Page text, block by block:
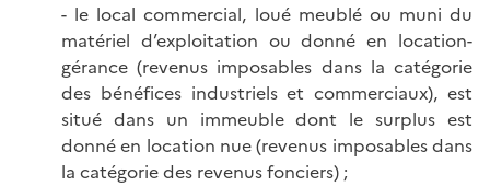
- le local commercial, loué meublé ou muni du
matériel d’exploitation ou donné en location-
gérance (revenus imposables dans la catégorie
des bénéfices industriels et commerciaux), est
situé dans un immeuble dont le surplus est
donné en location nue (revenus imposables dans
la catégorie des revenus fonciers) ;